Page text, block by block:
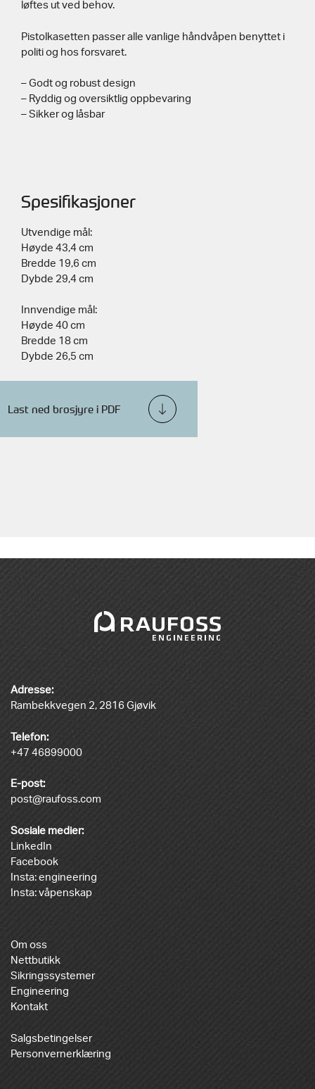
løftes ut ved behov.
Pistolkasetten passer alle vanlige håndvåpen benyttet i
politi og hos forsvaret.
– Godt og robust design
– Ryddig og oversiktlig oppbevaring
– Sikker og låsbar
Spesifikasjoner
Utvendige mål:
Høyde 43,4 cm
Bredde 19,6 cm
Dybde 29,4 cm
Innvendige mål:
Høyde 40 cm
Bredde 18 cm
Dybde 26,5 cm
Last ned brosjyre i PDF
Adresse:
Rambekkvegen 2, 2816 Gjøvik
Telefon:
+47 46899000
E-post:
post@raufoss.com
Sosiale medier:
LinkedIn
Facebook
Insta: engineering
Insta: våpenskap
Om oss
Nettbutikk
Sikringssystemer
Engineering
Kontakt
Salgsbetingelser
Personvernerklæring